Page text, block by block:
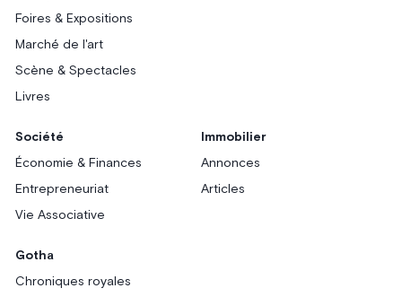
Foires & Expositions
Marché de l'art
Scène & Spectacles
Livres
Société
Économie & Finances
Entrepreneuriat
Vie Associative
Immobilier
Annonces
Articles
Gotha
Chroniques royales